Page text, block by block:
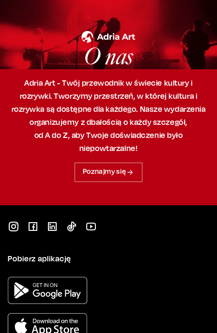
O nas
Adria Art - Twój przewodnik w świecie kultury i
rozrywki. Tworzymy przestrzeń,w której kultura i
rozrywka są dostępne dla każdego. Nasze wydarzenia
organizujemy z dbałością o każdy szczegół,
od A do Z, abyTwoje doświadczenie było
niepowtarzalne!
Poznajmy się
Pobierz aplikację